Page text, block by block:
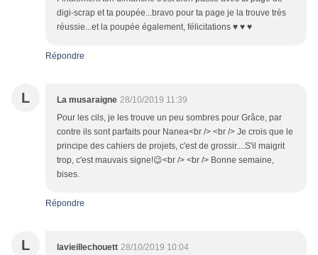
digi-scrap et ta poupée...bravo pour ta page je la trouve très
réussie...et la poupée également, félicitations ♥ ♥ ♥
Répondre
L La musaraigne 28/10/2019 11:39
Pour les cils, je les trouve un peu sombres pour Grâce, par
contre ils sont parfaits pour Nanea<br /> <br /> Je crois que le
principe des cahiers de projets, c'est de grossir....S'il maigrit
trop, c'est mauvais signe!😉<br /> <br /> Bonne semaine,
bises.
Répondre
L lavieillechouett 28/10/2019 10:04